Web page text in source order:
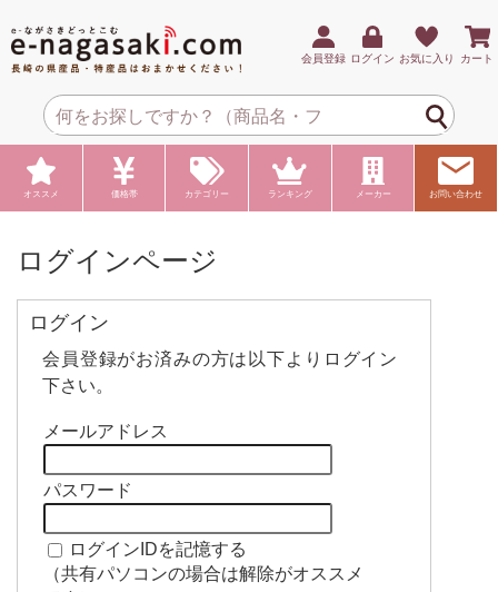
会員登録 ログイン お気に入り カート
オススメ 価格帯 カテゴリー ランキング メーカー お問い合わせ
ログインページ
ログイン
会員登録がお済みの方は以下よりログイン
下さい。
メールアドレス
パスワード
ログインIDを記憶する
（共有パソコンの場合は解除がオススメ